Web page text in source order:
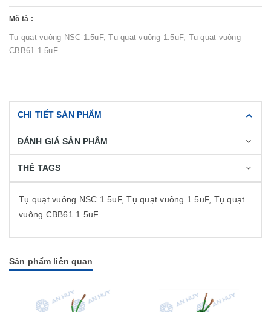
Mô tả :
Tụ quạt vuông NSC 1.5uF, Tụ quạt vuông 1.5uF, Tụ quạt vuông
CBB61 1.5uF
CHI TIẾT SẢN PHẨM
ĐÁNH GIÁ SẢN PHẨM
THẺ TAGS
Tụ quạt vuông NSC 1.5uF, Tụ quạt vuông 1.5uF, Tụ quạt
vuông CBB61 1.5uF
Sản phẩm liên quan